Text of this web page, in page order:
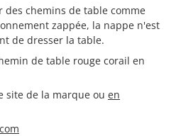
des chemins de table comme
zappée, la nappe n'est
de dresser la table.
de table rouge corail en
site de la marque ou en